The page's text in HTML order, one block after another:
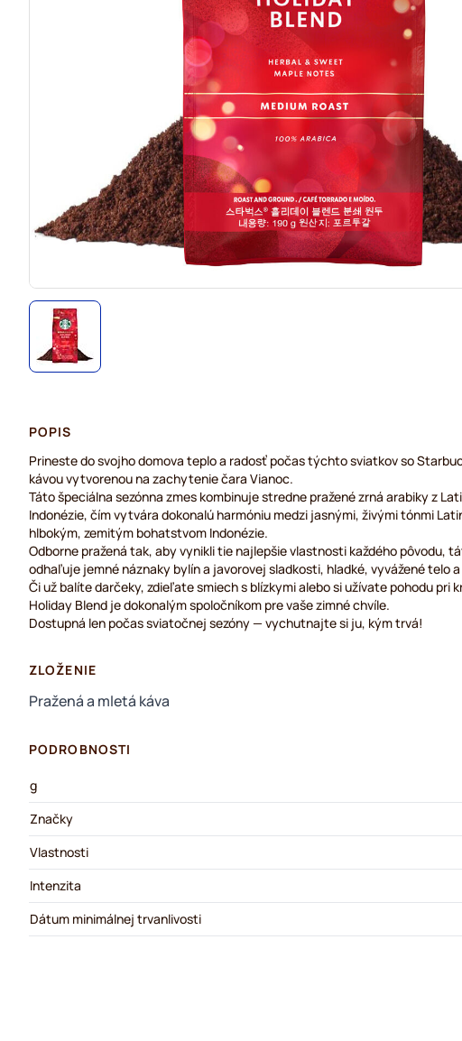
POPIS
Prineste do svojho domova teplo a radosť počas týchto sviatkov so
kávou vytvorenou na zachytenie čara Vianoc.
Táto špeciálna sezónna zmes kombinuje stredne pražené zrná arabiky z
Indonézie, čím vytvára dokonalú harmóniu medzi jasnými, živými tónmi
hlbokým, zemitým bohatstvom Indonézie.
Odborne pražená tak, aby vynikli tie najlepšie vlastnosti každého pôvodu,
odhaľuje jemné náznaky bylín a javorovej sladkosti, hladké, vyvážené telo
Či už balíte darčeky, zdieľate smiech s blízkymi alebo si užívate pohodu pri
Holiday Blend je dokonalým spoločníkom pre vaše zimné chvíle.
Dostupná len počas sviatočnej sezóny — vychutnajte si ju, kým trvá!
ZLOŽENIE
Pražená a mletá káva
PODROBNOSTI
g
Značky
Vlastnosti
Intenzita
Dátum minimálnej trvanlivosti